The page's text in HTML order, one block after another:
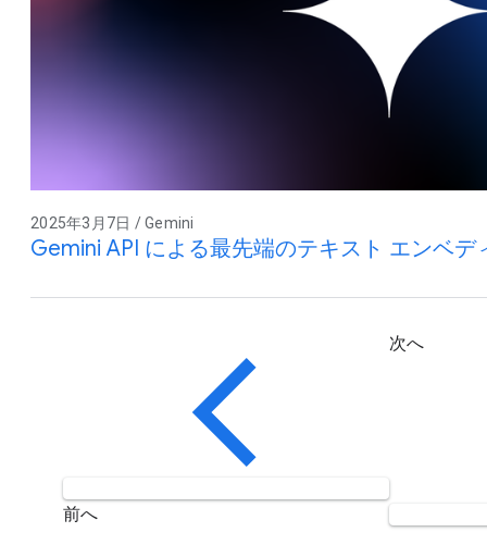
2025年3月7日 / Gemini
Gemini API による最先端のテキスト エンベデ
前へ
次へ